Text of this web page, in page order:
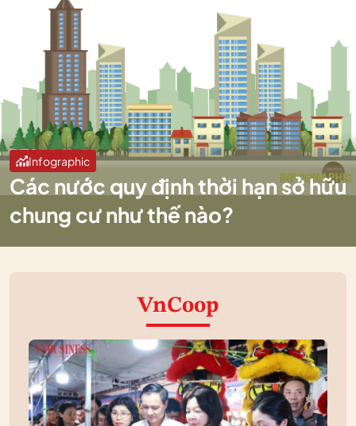
Infographic
Các nước quy định thời hạn sở hữu
chung cư như thế nào?
VnCoop